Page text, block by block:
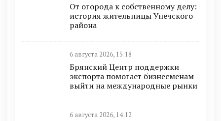
От огорода к собственному делу:
история жительницы Унечского
района
6 августа 2026, 15:18
Брянский Центр поддержки
экспорта помогает бизнесменам
выйти на международные рынки
6 августа 2026, 14:12